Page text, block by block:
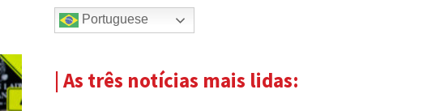
Portuguese
| As três notícias mais lidas: